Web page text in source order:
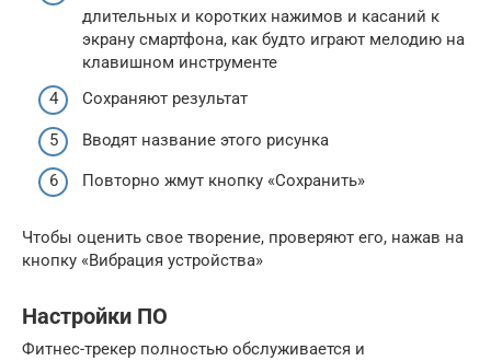
длительных и коротких нажимов и касаний к
экрану смартфона, как будто играют мелодию на
клавишном инструменте
Сохраняют результат
Вводят название этого рисунка
Повторно жмут кнопку «Сохранить»
Чтобы оценить свое творение, проверяют его, нажав на
кнопку «Вибрация устройства»
Настройки ПО
Фитнес-трекер полностью обслуживается и